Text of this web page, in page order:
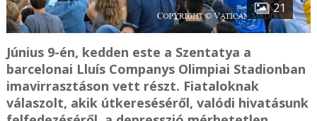
21
Június 9-én, kedden este a Szentatya a
barcelonai Lluís Companys Olimpiai Stadionban
imavirrasztáson vett részt. Fiataloknak
válaszolt, akik útkereséséről, valódi hivatásunk